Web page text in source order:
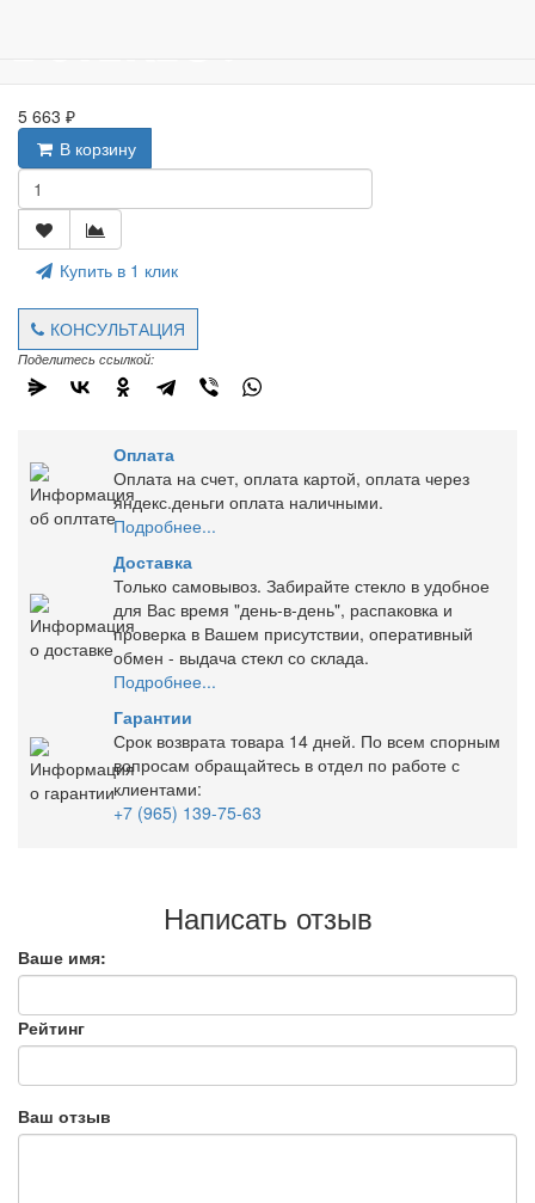
5 663 ₽
В корзину
Купить в 1 клик
КОНСУЛЬТАЦИЯ
Поделитесь ссылкой:
Оплата
Оплата на счет, оплата картой, оплата через
яндекс.деньги оплата наличными.
Подробнее...
Доставка
Только самовывоз. Забирайте стекло в удобное
для Вас время "день-в-день", распаковка и
проверка в Вашем присутствии, оперативный
обмен - выдача стекл со склада.
Подробнее...
Гарантии
Срок возврата товара 14 дней. По всем спорным
вопросам обращайтесь в отдел по работе с
клиентами:
+7 (965) 139-75-63
Написать отзыв
Ваше имя:
Рейтинг
Ваш отзыв